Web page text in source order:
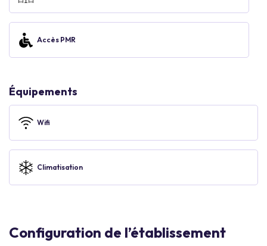
Accès PMR
Équipements
Wifi
Climatisation
Configuration de l’établissement